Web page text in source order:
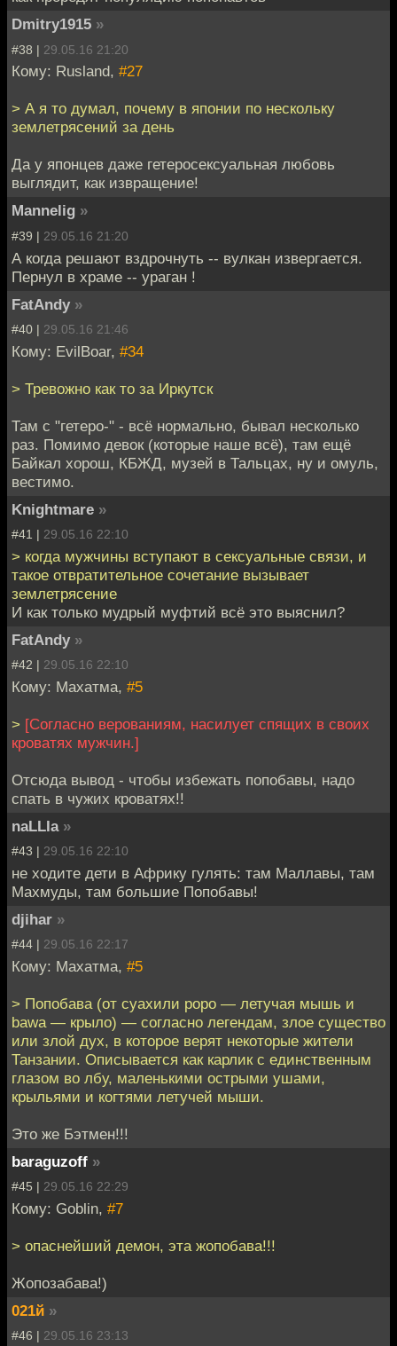
Dmitry1915 »
#38 | 29.05.16 21:20
Кому: Rusland, #27
> А я то думал, почему в японии по нескольку
землетрясений за день
Да у японцев даже гетеросексуальная любовь
выглядит, как извращение!
Mannelig »
#39 | 29.05.16 21:20
А когда решают вздрочнуть -- вулкан извергается.
Пернул в храме -- ураган !
FatAndy »
#40 | 29.05.16 21:46
Кому: EvilBoar, #34
> Тревожно как то за Иркутск
Там с "гетеро-" - всё нормально, бывал несколько
раз. Помимо девок (которые наше всё), там ещё
Байкал хорош, КБЖД, музей в Тальцах, ну и омуль,
вестимо.
Knightmare »
#41 | 29.05.16 22:10
> когда мужчины вступают в сексуальные связи, и
такое отвратительное сочетание вызывает
землетрясение
И как только мудрый муфтий всё это выяснил?
FatAndy »
#42 | 29.05.16 22:10
Кому: Махатма, #5
> [Согласно верованиям, насилует спящих в своих
кроватях мужчин.]
Отсюда вывод - чтобы избежать попобавы, надо
спать в чужих кроватях!!
naLLIa »
#43 | 29.05.16 22:10
не ходите дети в Африку гулять: там Маллавы, там
Махмуды, там большие Попобавы!
djihar »
#44 | 29.05.16 22:17
Кому: Махатма, #5
> Попобава (от суахили popo — летучая мышь и
bawa — крыло) — согласно легендам, злое существо
или злой дух, в которое верят некоторые жители
Танзании. Описывается как карлик с единственным
глазом во лбу, маленькими острыми ушами,
крыльями и когтями летучей мыши.
Это же Бэтмен!!!
baraguzoff »
#45 | 29.05.16 22:29
Кому: Goblin, #7
> опаснейший демон, эта жопобава!!!
Жопозабава!)
021й »
#46 | 29.05.16 23:13